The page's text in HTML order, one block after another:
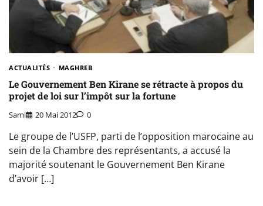
ACTUALITÉS MAGHREB
Le Gouvernement Ben Kirane se rétracte à propos du
projet de loi sur l’impôt sur la fortune
Sami 20 Mai 2012 0
Le groupe de l’USFP, parti de l’opposition marocaine au
sein de la Chambre des représentants, a accusé la
majorité soutenant le Gouvernement Ben Kirane
d’avoir […]